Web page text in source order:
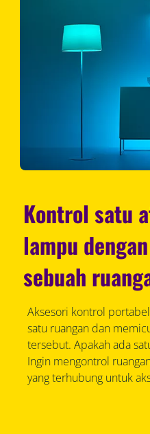
Kontrol satu
lampu
sebuah
Aksesori kontrol
satu ruangan dan
tersebut. Apakah ada
Ingin mengontrol
yang terhubung untuk